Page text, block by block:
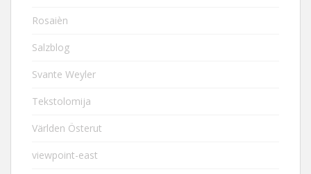
Rosaièn
Salzblog
Svante Weyler
Tekstolomija
Världen Österut
viewpoint-east